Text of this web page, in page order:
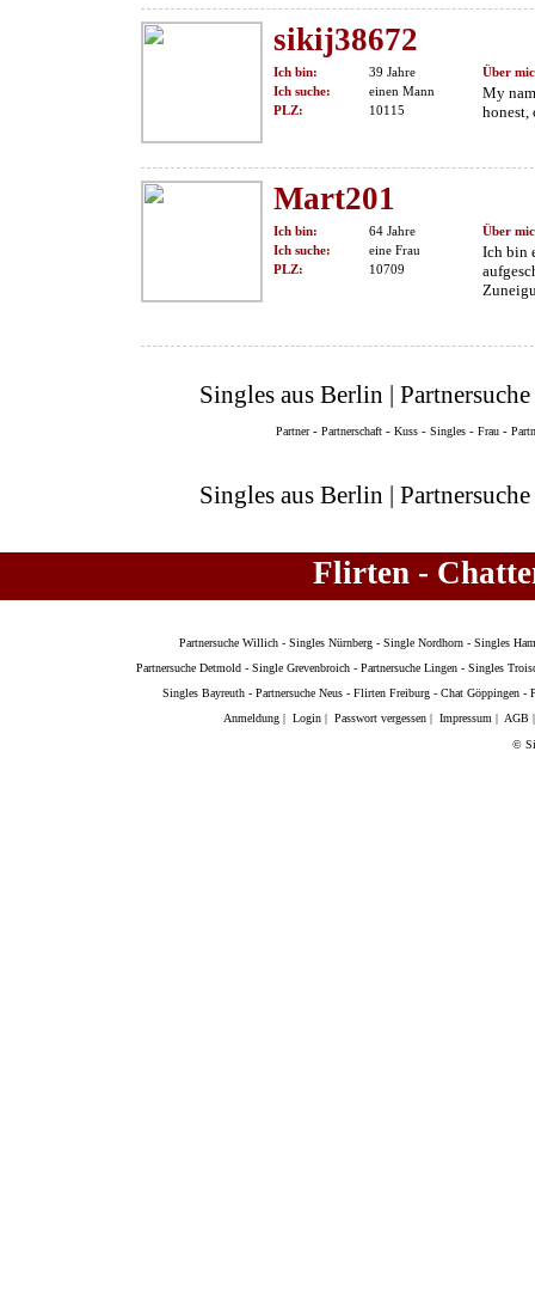
sikij38672
Ich bin:
39 Jahre
Ich suche:
einen Mann
PLZ:
10115
Über
My
Mart201
Ich bin:
64 Jahre
Ich suche:
eine Frau
PLZ:
10709
Über
Ich bin
Singles aus Berlin |
Partner- Partnerschaft - Kuss - Singles - Frau -
Singles aus Berlin |
Flirten -
Partnersuche Willich -Singles Nürnberg -Single Nordhorn -Singles
Partnersuche Detmold -Single Grevenbroich -Partnersuche Lingen -Singles
Singles Bayreuth - Partnersuche Neus - Flirten Freiburg - Chat Göppingen -
Anmeldung |Login |Passwort vergessen |Impressum | AGB
©